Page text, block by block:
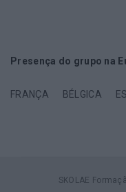
Presença do grupo na
FRANÇA BÉLGICA
SKOLAE